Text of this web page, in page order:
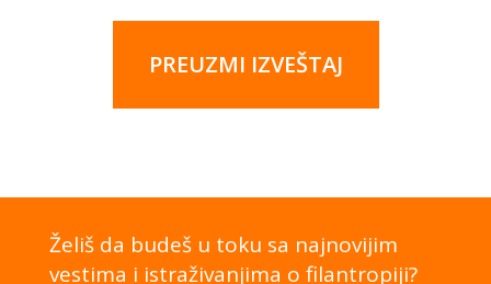
PREUZMI IZVEŠTAJ
Želiš da budeš u toku sa najnovijim
vestima i istraživanjima o filantropiji?